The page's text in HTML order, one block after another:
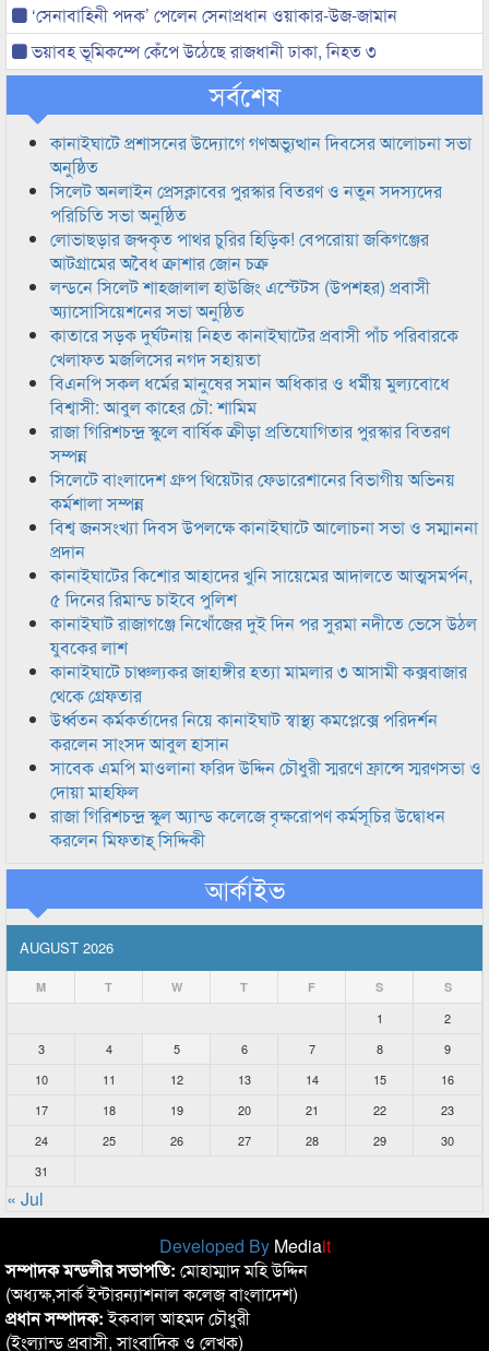
‘সেনাবাহিনী পদক’ পেলেন সেনাপ্রধান ওয়াকার-উজ-জামান
ভয়াবহ ভূমিকম্পে কেঁপে উঠেছে রাজধানী ঢাকা, নিহত ৩
সর্বশেষ
কানাইঘাটে প্রশাসনের উদ্যোগে গণঅভ্যুত্থান দিবসের আলোচনা সভা
অনুষ্ঠিত
সিলেট অনলাইন প্রেসক্লাবের পুরস্কার বিতরণ ও নতুন সদস্যদের
পরিচিতি সভা অনুষ্ঠিত
লোভাছড়ার জব্দকৃত পাথর চুরির হিড়িক! বেপরোয়া জকিগঞ্জের
আটগ্রামের অবৈধ ক্রাশার জোন চক্র
লন্ডনে সিলেট শাহজালাল হাউজিং এস্টেটস (উপশহর) প্রবাসী
অ্যাসোসিয়েশনের সভা অনুষ্ঠিত
কাতারে সড়ক দুর্ঘটনায় নিহত কানাইঘাটের প্রবাসী পাঁচ পরিবারকে
খেলাফত মজলিসের নগদ সহায়তা
বিএনপি সকল ধর্মের মানুষের সমান অধিকার ও ধর্মীয় মুল্যবোধে
বিশ্বাসী: আবুল কাহের চৌ: শামিম
রাজা গিরিশচন্দ্র স্কুলে বার্ষিক ক্রীড়া প্রতিযোগিতার পুরস্কার বিতরণ
সম্পন্ন
সিলেটে বাংলাদেশ গ্রুপ থিয়েটার ফেডারেশানের বিভাগীয় অভিনয়
কর্মশালা সম্পন্ন
বিশ্ব জনসংখ্যা দিবস উপলক্ষে কানাইঘাটে আলোচনা সভা ও সম্মাননা
প্রদান
কানাইঘাটের কিশোর আহাদের খুনি সায়েমের আদালতে আত্মসমর্পন,
৫ দিনের রিমান্ড চাইবে পুলিশ
কানাইঘাট রাজাগঞ্জে নিখোঁজের দুই দিন পর সুরমা নদীতে ভেসে উঠল
যুবকের লাশ
কানাইঘাটে চাঞ্চল্যকর জাহাঙ্গীর হত্যা মামলার ৩ আসামী কক্সবাজার
থেকে গ্রেফতার
উর্ধ্বতন কর্মকর্তাদের নিয়ে কানাইঘাট স্বাস্থ্য কমপ্লেক্সে পরিদর্শন
করলেন সাংসদ আবুল হাসান
সাবেক এমপি মাওলানা ফরিদ উদ্দিন চৌধুরী স্মরণে ফ্রান্সে স্মরণসভা ও
দোয়া মাহফিল
রাজা গিরিশচন্দ্র স্কুল অ্যান্ড কলেজে বৃক্ষরোপণ কর্মসূচির উদ্বোধন
করলেন মিফতাহ্ সিদ্দিকী
আর্কাইভ
AUGUST 2026
M T W T F S S
1
2
3
4 5 6 7 8
9
10
11 12 13 14 15
16
17
18 19 20 21 22
23
24
25 26 27 28 29
30
31
« Jul
Developed By Mediait
সম্পাদক মন্ডলীর সভাপতি: মোহাম্মাদ মহি উদ্দিন
(অধ্যক্ষ,সার্ক ইন্টারন্যাশনাল কলেজ বাংলাদেশ)
প্রধান সম্পাদক:ইকবাল আহমদ চৌধুরী
(ইংল্যান্ড প্রবাসী, সাংবাদিক ও লেখক)